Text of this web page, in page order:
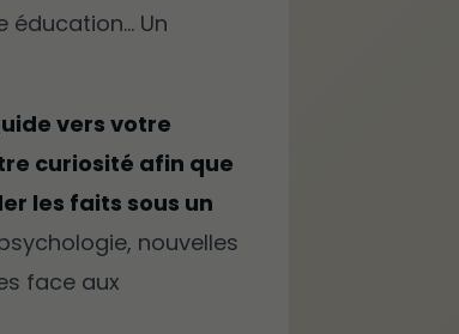
éducation… Un
vers votre
curiosité afin que
les faits sous un
nouvelles
face aux